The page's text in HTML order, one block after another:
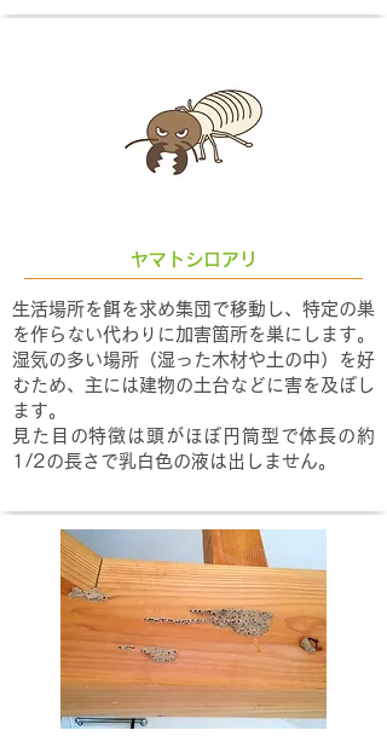
ヤマトシロアリ
生活場所を餌を求め集団で移動し、特定の巣
を作らない代わりに加害箇所を巣にします。
湿気の多い場所（湿った木材や土の中）を好
むため、主には建物の土台などに害を及ぼし
ます。
見た目の特徴は頭がほぼ円筒型で体長の約
1/2の長さで乳白色の液は出しません。